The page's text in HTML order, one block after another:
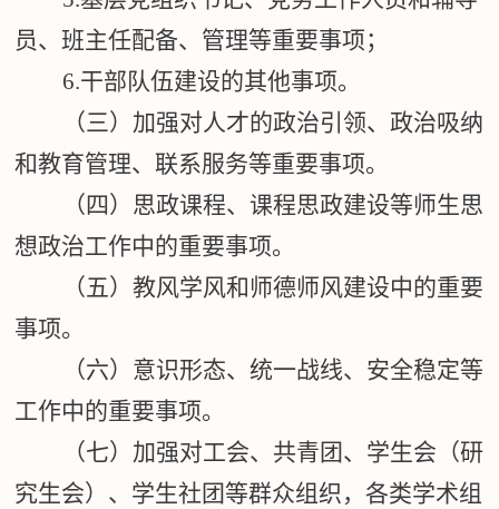
员、班主任配备、管理等重要事项；
6.干部队伍建设的其他事项。
（三）加强对人才的政治引领、政治吸纳
和教育管理、联系服务等重要事项。
（四）思政课程、课程思政建设等师生思
想政治工作中的重要事项。
（五）教风学风和师德师风建设中的重要
事项。
（六）意识形态、统一战线、安全稳定等
工作中的重要事项。
（七）加强对工会、共青团、学生会（研
究生会）、学生社团等群众组织，各类学术组